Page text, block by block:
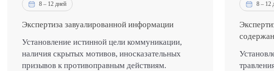
8 – 12 дней
Экспертиза завуалированной информации
Установление истинной цели коммуникации,
наличия скрытых мотивов, иносказательных
призывов к противоправным действиям.
8 – 12